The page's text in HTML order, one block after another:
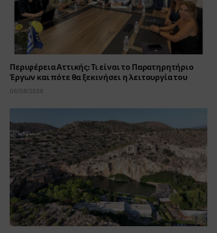
Περιφέρεια Αττικής: Τι είναι το Παρατηρητήριο
Έργων και πότε θα ξεκινήσει η λειτουργία του
06/08/2026